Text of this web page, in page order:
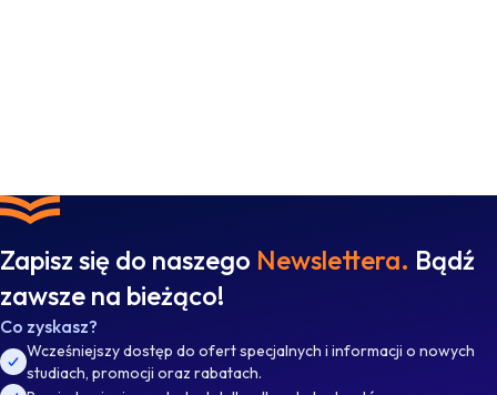
Zapisz się do naszego Newslettera. Bądź
zawsze na bieżąco!
Co zyskasz?
Wcześniejszy dostęp do ofert specjalnych i informacji o nowych
studiach, promocji oraz rabatach.